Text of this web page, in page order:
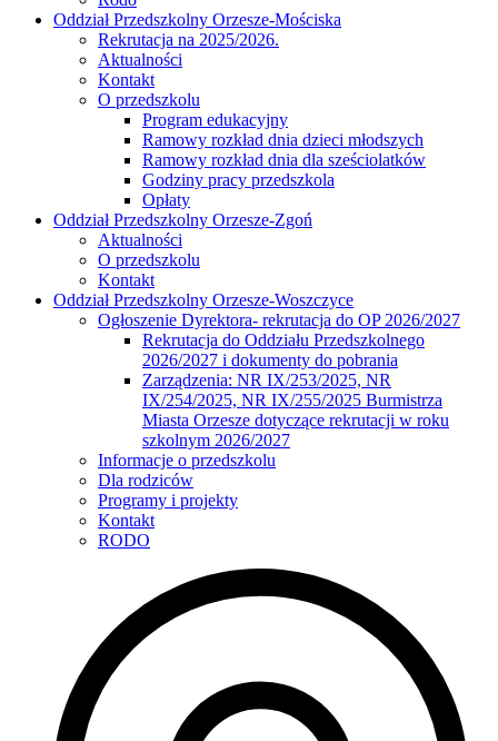
Oddział Przedszkolny Orzesze-Mościska
Rekrutacja na 2025/2026.
Aktualności
Kontakt
O przedszkolu
Program edukacyjny
Ramowy rozkład dnia dzieci młodszych
Ramowy rozkład dnia dla sześciolatków
Godziny pracy przedszkola
Opłaty
Oddział Przedszkolny Orzesze-Zgoń
Aktualności
O przedszkolu
Kontakt
Oddział Przedszkolny Orzesze-Woszczyce
Ogłoszenie Dyrektora- rekrutacja do OP 2026/2027
Rekrutacja do Oddziału Przedszkolnego
2026/2027 i dokumenty do pobrania
Zarządzenia: NR IX/253/2025, NR
IX/254/2025, NR IX/255/2025 Burmistrza
Miasta Orzesze dotyczące rekrutacji w roku
szkolnym 2026/2027
Informacje o przedszkolu
Dla rodziców
Programy i projekty
Kontakt
RODO